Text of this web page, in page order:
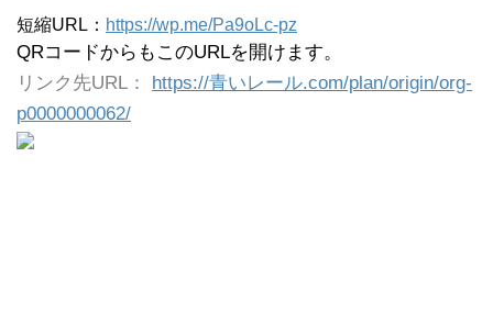
短縮URL： https://wp.me/Pa9oLc-pz
QRコードからもこのURLを開けます。
リンク先URL： https://青いレール.com/plan/origin/org-
p0000000062/